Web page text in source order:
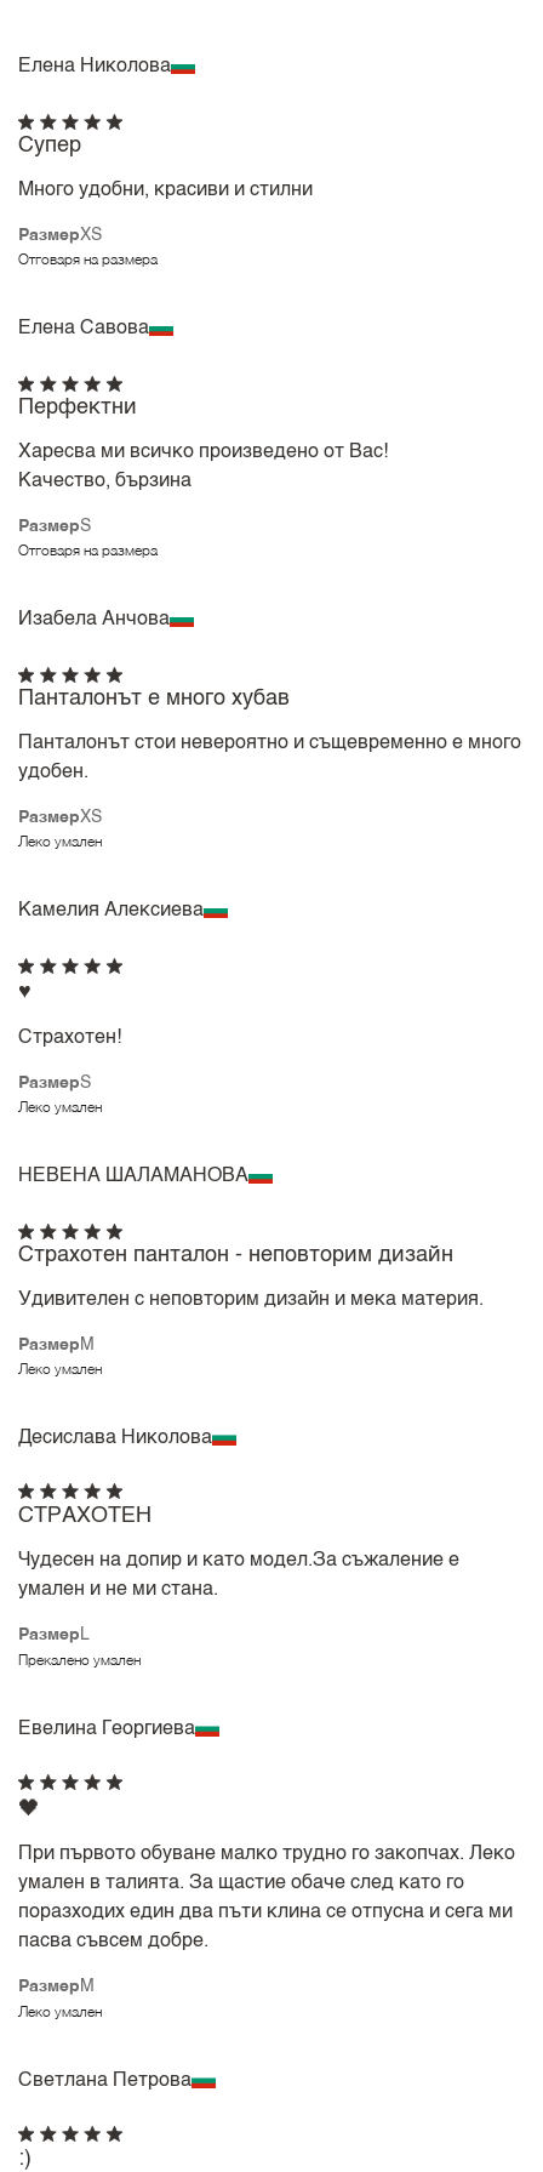
Елена Николова
РазмерXS
Отговаря на размера
Супер
Много удобни, красиви и стилни
Елена Савова
РазмерS
Отговаря на размера
Перфектни
Харесва ми всичко произведено от Вас!
Качество, бързина
Изабела Анчова
РазмерXS
Леко умален
Панталонът е много хубав
Панталонът стои невероятно и същевременно е много
удобен.
Камелия Алексиева
РазмерS
Леко умален
♥️
Страхотен!
НЕВЕНА ШАЛАМАНОВА
Размер M
Леко умален
Страхотен панталон - неповторим дизайн
Удивителен с неповторим дизайн и мека материя.
Десислава Николова
Размер L
Прекалено умален
СТРАХОТЕН
Чудесен на допир и като модел.За съжаление е
умален и не ми стана.
Евелинa Георгиева
Размер M
Леко умален
🖤
При първото обуване малко трудно го закопчах. Леко
умален в талията. За щастие обаче след като го
поразходих един два пъти клина се отпусна и сега ми
пасва съвсем добре.
Светлана Петрова
:)